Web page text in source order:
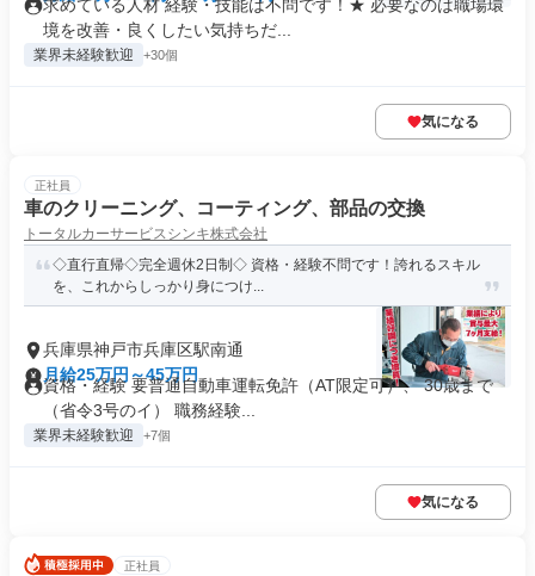
求めている人材 経験・技能は不問です！★ 必要なのは職場環
境を改善・良くしたい気持ちだ...
業界未経験歓迎 +30個
気になる
正社員
車のクリーニング、コーティング、部品の交換
トータルカーサービスシンキ株式会社
◇直行直帰◇完全週休2日制◇ 資格・経験不問です！誇れるスキル
を、これからしっかり身につけ...
兵庫県神戸市兵庫区駅南通
月給25万円～45万円
資格・経験 要普通自動車運転免許（AT限定可）、 30歳まで
（省令3号のイ） 職務経験...
業界未経験歓迎 +7個
気になる
正社員